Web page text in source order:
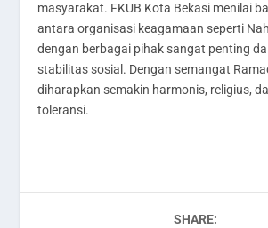
masyarakat. FKUB Kota Bekasi menilai
antara organisasi keagamaan seperti
dengan berbagai pihak sangat penting
stabilitas sosial. Dengan semangat
diharapkan semakin harmonis, religius,
toleransi.
SHARE: